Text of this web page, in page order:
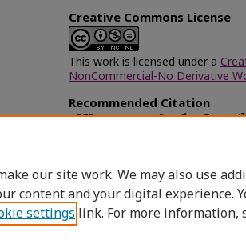
Creative Commons License
This work is licensed under a
NonCommercial-No Derivative
Recommended Citation
ตรีศิริเนตร, เมตตา, "การศึกษาวิเคราะห์
our site work. We may also use
content and your digital experience.
settings link. For more information,